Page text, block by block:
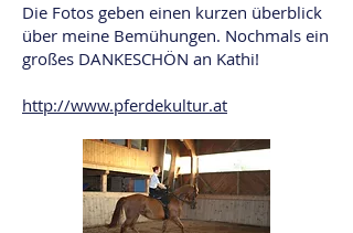
Die Fotos geben einen kurzen überblick
über meine Bemühungen. Nochmals ein
großes DANKESCHÖN an Kathi!
http://www.pferdekultur.at